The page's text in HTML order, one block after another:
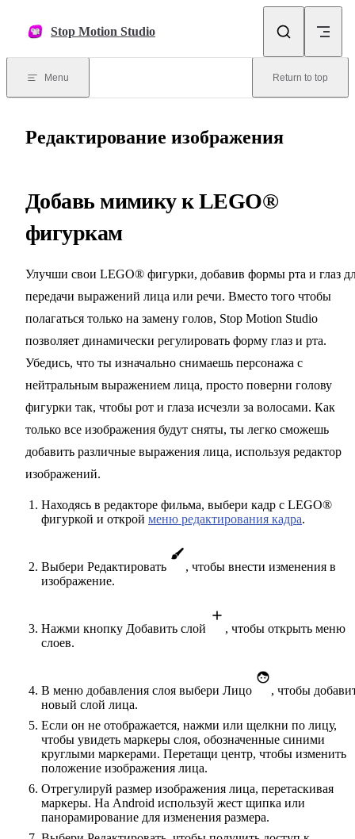
Stop Motion Studio
Menu Return to top
Редактирование изображения
Добавь мимику к LEGO®
фигуркам
Улучши свои LEGO® фигурки, добавив формы рта и глаз
передачи выражений лица или речи. Вместо того чтобы
полагаться только на замену голов, Stop Motion Studio
позволяет динамически регулировать форму глаз и рта.
Убедись, что ты изначально снимаешь персонажа с
нейтральным выражением лица, просто поверни голову
фигурки так, чтобы рот и глаза исчезли за волосами. Как
только все изображения будут сняты, ты легко сможешь
добавить различные выражения лица, используя редактор
изображений.
Находясь в редакторе фильма, выбери кадр с LEGO®
фигуркой и открой меню редактирования кадра.
Выбери Редактировать
, чтобы внести изменения в
изображение.
Нажми кнопку Добавить слой
, чтобы открыть меню
слоев.
В меню добавления слоя выбери Лицо
, чтобы
новый слой лица.
Если он не отображается, нажми или щелкни по лицу,
чтобы увидеть маркеры слоя, обозначенные синими
круглыми маркерами. Перетащи центр, чтобы изменить
положение изображения лица.
Отрегулируй размер изображения лица, перетаскивая
маркеры. На Android используй жест щипка или
панорамирование для изменения размера.